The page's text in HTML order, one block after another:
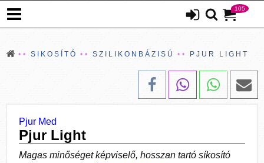
105
SIKOSÍTÓ SZILIKONBÁZISÚ PJUR LIGHT
Pjur Med
Pjur Light
Magas minőséget képviselő, hosszan tartó síkosító